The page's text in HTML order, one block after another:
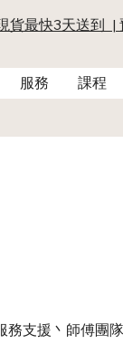
服務 課程
貨最快3天送到
務支援丶師傅團